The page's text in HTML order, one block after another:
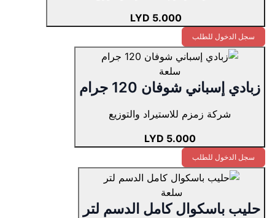
5.000 LYD
سجل الدخول للطلب
سلعة
زبادي إسباني شوفان 120 جرام
شركة زمزم للاستيراد والتوزيع
5.000 LYD
سجل الدخول للطلب
سلعة
حليب باسكوال كامل الدسم لتر